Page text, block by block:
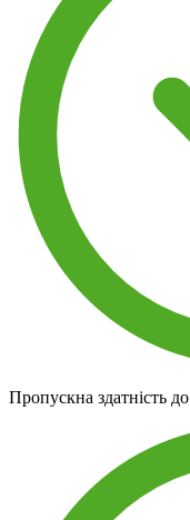
Пропускна здатність до